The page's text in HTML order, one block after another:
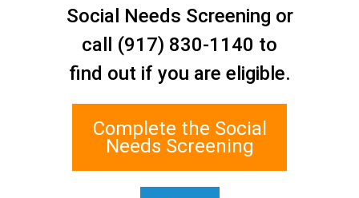
Сеть социальной помощи
1 Edgewater Plaza, Suite 700
Стейтен-Айленд, Нью-Йорк
Social Needs Screening or
call (917) 830-1140 to
find out if you are eligible.
Complete the Social
Needs Screening